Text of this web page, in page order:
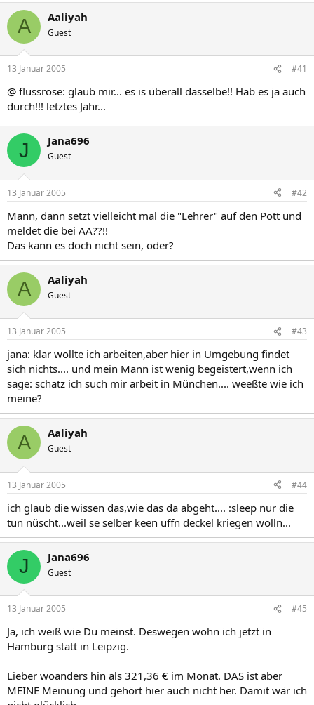
A Aaliyah
Guest
13 Januar 2005 #41
@ flussrose: glaub mir... es is überall dasselbe!! Hab es ja auch
durch!!! letztes Jahr...
J Jana696
Guest
13 Januar 2005 #42
Mann, dann setzt vielleicht mal die "Lehrer" auf den Pott und
meldet die bei AA??!!
Das kann es doch nicht sein, oder?
A Aaliyah
Guest
13 Januar 2005 #43
jana: klar wollte ich arbeiten,aber hier in Umgebung findet
sich nichts.... und mein Mann ist wenig begeistert,wenn ich
sage: schatz ich such mir arbeit in München.... weeßte wie ich
meine?
A Aaliyah
Guest
13 Januar 2005 #44
ich glaub die wissen das,wie das da abgeht.... :sleep nur die
tun nüscht...weil se selber keen uffn deckel kriegen wolln...
J Jana696
Guest
13 Januar 2005 #45
Ja, ich weiß wie Du meinst. Deswegen wohn ich jetzt in
Hamburg statt in Leipzig.
Lieber woanders hin als 321,36 € im Monat. DAS ist aber
MEINE Meinung und gehört hier auch nicht her. Damit wär ich